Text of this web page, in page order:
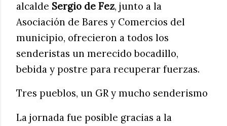
alcalde Sergio de Fez, junto a la
Asociación de Bares y Comercios del
municipio, ofrecieron a todos los
senderistas un merecido bocadillo,
bebida y postre para recuperar fuerzas.
Tres pueblos, un GR y mucho senderismo
La jornada fue posible gracias a la